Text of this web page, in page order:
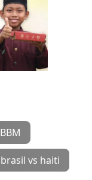
BBM
brasil vs haiti